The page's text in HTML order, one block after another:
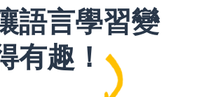
語言學習變
有趣！